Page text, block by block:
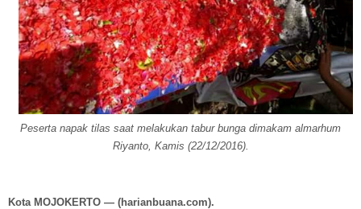
Peserta napak tilas saat melakukan tabur bunga dimakam almarhum
Riyanto, Kamis (22/12/2016).
Kota MOJOKERTO — (harianbuana.com).